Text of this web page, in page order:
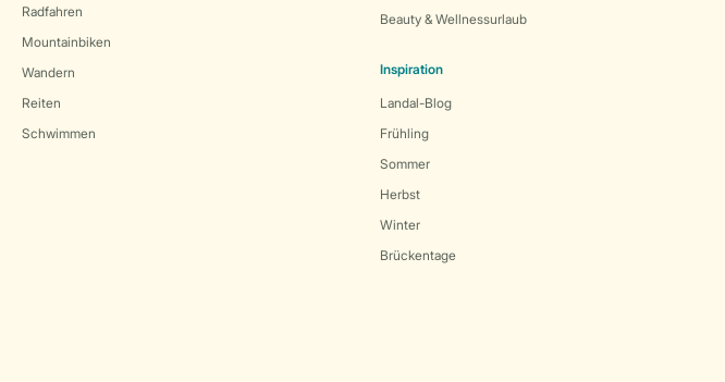
Radfahren
Mountainbiken
Wandern
Reiten
Schwimmen
Beauty & Wellnessurlaub
Inspiration
Landal-Blog
Frühling
Sommer
Herbst
Winter
Brückentage